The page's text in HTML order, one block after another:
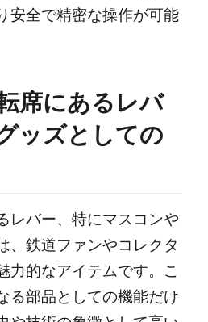
安全で精密な操作が可能
席にあるレバ
ッズとしての
レバー、特にマスコンや
、鉄道ファンやコレクタ
力的なアイテムです。こ
る部品としての機能だけ